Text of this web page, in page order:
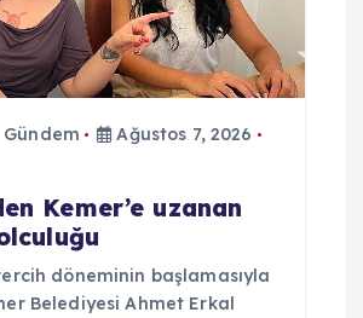
Gündem
Ağustos 7, 2026
Kemer’e uzanan
döneminin başlamasıyla
Belediyesi Ahmet Erkal